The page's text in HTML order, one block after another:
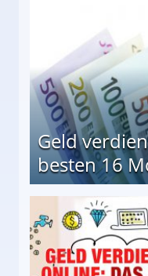
Geld
besten 16